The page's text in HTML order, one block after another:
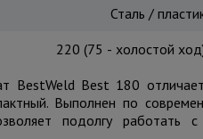
Сталь /
220 (75 - холостой
BestWeld Best 180
Выполнен по
подолгу работать